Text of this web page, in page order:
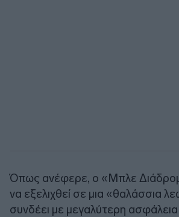
Όπως ανέφερε, ο «Μπλε
να εξελιχθεί σε μια «θαλάσσια
συνδέει με μεγαλύτερη ασφάλεια